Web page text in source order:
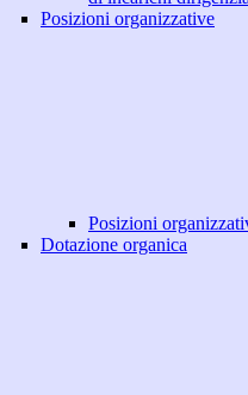
Posizioni organizzative
Posizioni
Dotazione organica